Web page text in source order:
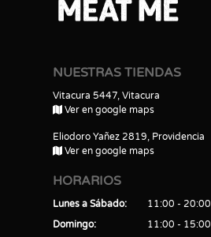
NUESTRAS TIENDAS
Vitacura 5447, Vitacura
Ver en google maps
Eliodoro Yañez 2819, Providencia
Ver en google maps
HORARIOS
Lunes a Sábado
11:00 - 20:00
Domingo
11:00 - 15:00